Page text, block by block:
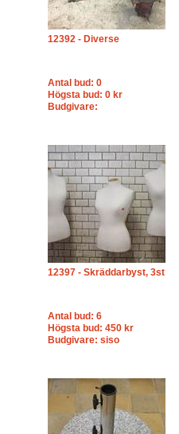
12392 - Diverse
Antal bud: 0
Högsta bud: 0 kr
Budgivare:
12397 - Skräddarbyst, 3st
Antal bud: 6
Högsta bud: 450 kr
Budgivare: siso